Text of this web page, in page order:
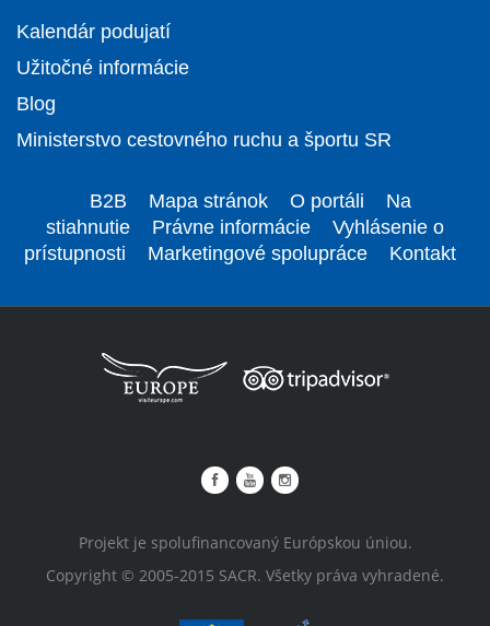
Kalendár podujatí
Užitočné informácie
Blog
Ministerstvo cestovného ruchu a športu SR
B2B Mapa stránok O portáli
Na
stiahnutie
Právne informácie
Vyhlásenie o
prístupnosti
Marketingové spolupráce Kontakt
Projekt je spolufinancovaný Európskou úniou.
Copyright © 2005-2015 SACR. Všetky práva vyhradené.